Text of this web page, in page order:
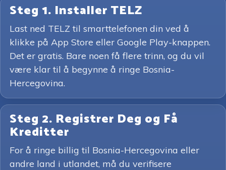
Steg 1. Installer TELZ
Last ned TELZ til smarttelefonen din ved å
klikke på App Store eller Google Play-knappen.
Det er gratis. Bare noen få flere trinn, og du vil
være klar til å begynne å ringe Bosnia-
Hercegovina.
Steg 2. Registrer Deg og Få
Kreditter
For å ringe billig til Bosnia-Hercegovina eller
andre land i utlandet, må du verifisere